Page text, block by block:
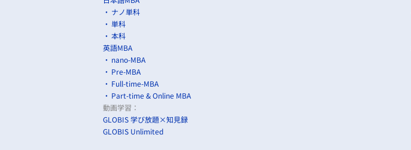
ナノ単科
単科
本科
英語MBA
nano-MBA
Pre-MBA
Full-time-MBA
Part-time & Online MBA
動画学習：
GLOBIS 学び放題×知見録
GLOBIS Unlimited